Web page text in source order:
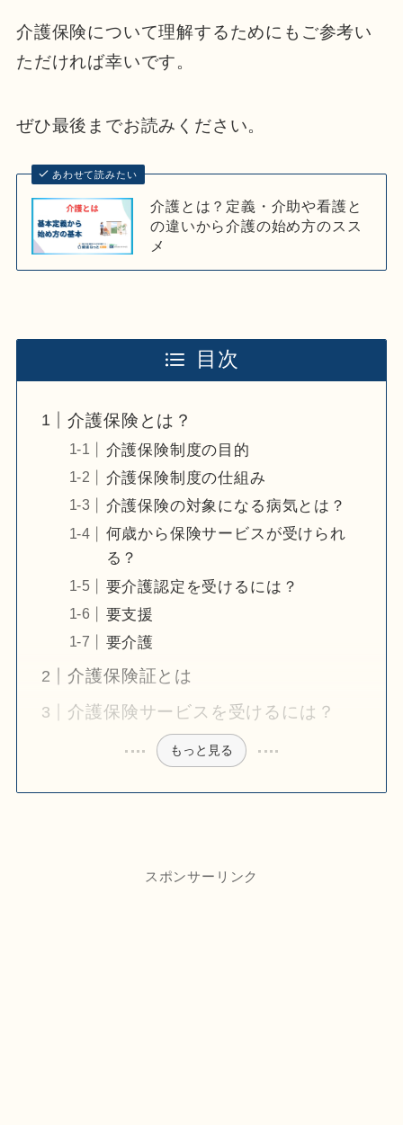
介護保険について理解するためにもご参考い
ただければ幸いです。
ぜひ最後までお読みください。
あわせて読みたい
介護とは？定義・介助や看護と
の違いから介護の始め方のスス
メ
目次
介護保険とは？
介護保険制度の目的
介護保険制度の仕組み
介護保険の対象になる病気とは？
何歳から保険サービスが受けられ
る？
要介護認定を受けるには？
要支援
要介護
介護保険証とは
介護保険サービスを受けるには？
もっと見る
スポンサーリンク